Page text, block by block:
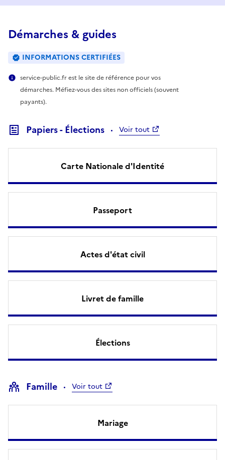
Démarches & guides
INFORMATIONS CERTIFIÉES
service-public.fr est le site de référence pour vos
démarches. Méfiez-vous des sites non officiels (souvent
payants).
Papiers - Élections Voir tout
Carte Nationale d'Identité
Passeport
Actes d'état civil
Livret de famille
Élections
Famille Voir tout
Mariage